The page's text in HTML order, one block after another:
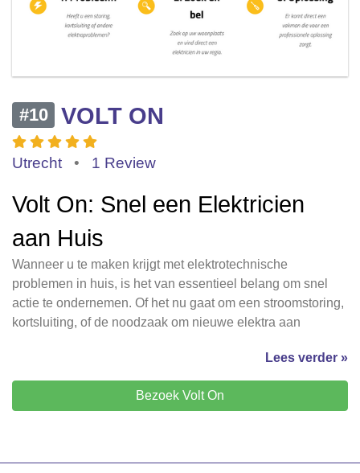
#10 VOLT ON
Utrecht • 1 Review
Volt On: Snel een Elektricien
aan Huis
Wanneer u te maken krijgt met elektrotechnische
problemen in huis, is het van essentieel belang om snel
actie te ondernemen. Of het nu gaat om een stroomstoring,
kortsluiting, of de noodzaak om nieuwe elektra aan
Lees verder »
Bezoek Volt On